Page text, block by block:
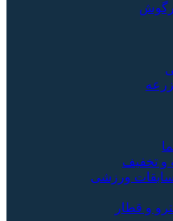
و تخفیف
ورزشی
و قطار